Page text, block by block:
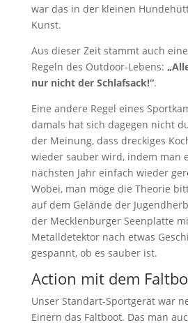
war das in der kleinen
Kunst.
Aus dieser Zeit stammt auch
Regeln des Outdoor-Lebens:
nur nicht der Schlafsack!“.
Eine andere Regel eines
damals hat sich dagegen nicht
der Meinung, dass dreckiges
wieder sauber wird, indem man
nächsten Jahr einfach wieder
Wobei, man möge die Theorie
auf dem Gelände der
der Mecklenburger Seenplatte
Metalldetektor nach etwas
gespannt, ob es sauber ist.
Action mit dem
Unser Standart-Sportgerät war
Einern das Faltboot. Das man